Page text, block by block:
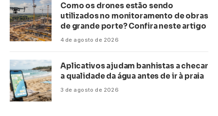
Como os drones estão sendo
utilizados no monitoramento de obras
de grande porte? Confira neste artigo
4 de agosto de 2026
Aplicativos ajudam banhistas a checar
a qualidade da água antes de ir à praia
3 de agosto de 2026